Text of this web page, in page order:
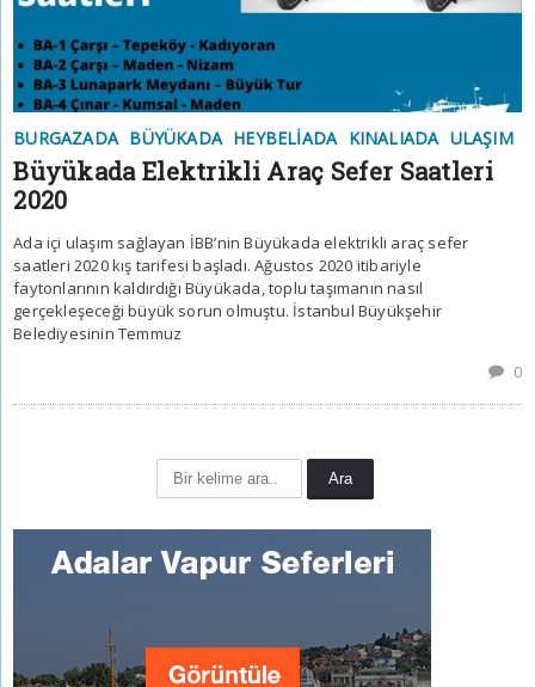
BURGAZADA BÜYÜKADA HEYBELIADA KINALIADA ULAŞIM
Büyükada Elektrikli Araç Sefer Saatleri
2020
Ada içi ulaşım sağlayan İBB’nin Büyükada elektrikli araç sefer
saatleri 2020 kış tarifesi başladı. Ağustos 2020 itibariyle
faytonlarının kaldırdığı Büyükada, toplu taşımanın nasıl
gerçekleşeceği büyük sorun olmuştu. İstanbul Büyükşehir
Belediyesinin Temmuz
0